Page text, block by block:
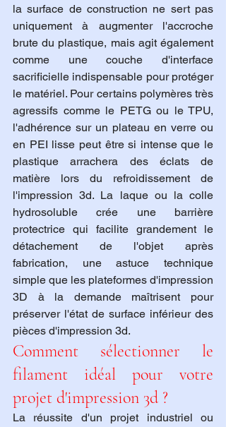
la surface de construction ne sert pas
uniquement à augmenter l'accroche
brute du plastique, mais agit également
comme une couche d'interface
sacrificielle indispensable pour protéger
le matériel. Pour certains polymères très
agressifs comme le PETG ou le TPU,
l'adhérence sur un plateau en verre ou
en PEI lisse peut être si intense que le
plastique arrachera des éclats de
matière lors du refroidissement de
l'impression 3d. La laque ou la colle
hydrosoluble crée une barrière
protectrice qui facilite grandement le
détachement de l'objet après
fabrication, une astuce technique
simple que les plateformes d'impression
3D à la demande maîtrisent pour
préserver l'état de surface inférieur des
pièces d'impression 3d.
Comment sélectionner le
filament idéal pour votre
projet d'impression 3d ?
La réussite d'un projet industriel ou